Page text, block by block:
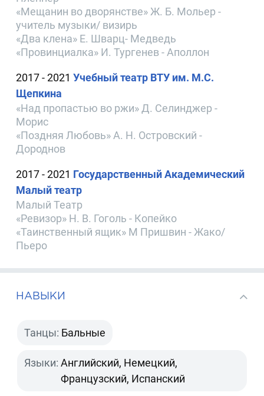
«Мещанин во дворянстве» Ж. Б. Мольер -
учитель музыки/ визирь
«Два клена» Е. Шварц- Медведь
«Провинциалка» И. Тургенев - Аполлон
2017 - 2021Учебный театр ВТУ им. М.С.
Щепкина
«Над пропастью во ржи» Д. Селинджер -
Морис
«Поздняя Любовь» А. Н. Островский -
Дороднов
2017 - 2021 Государственный Академический
Малый театр
Малый Театр
«Ревизор» Н. В. Гоголь - Копейко
«Таинственный ящик» М Пришвин - Жако/
Пьеро
НАВЫКИ
Танцы: Бальные
Языки: Английский, Немецкий,
Французский, Испанский